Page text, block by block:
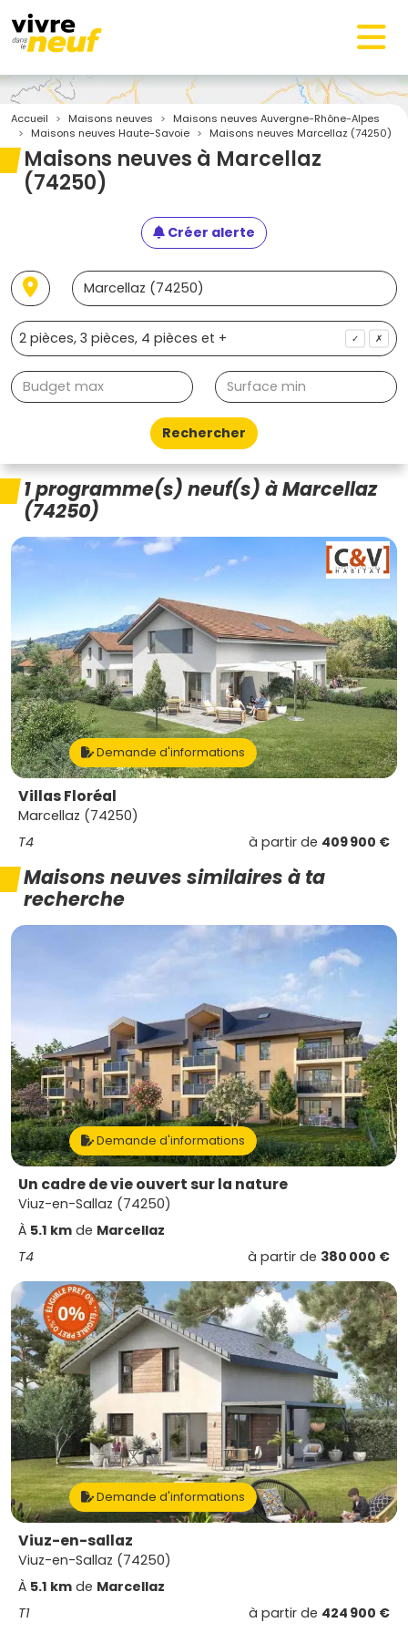
Accueil Maisons neuves
Maisons neuves Auvergne-Rhône-Alpes
Maisons neuves Haute-Savoie
Maisons neuves Marcellaz (74250)
Maisons neuves à Marcellaz
(74250)
Créer alerte
✓ ✗
Rechercher
1 programme(s) neuf(s) à Marcellaz
(74250)
Demande d'informations
Villas Floréal
Marcellaz (74250)
T4
à partir de 409 900 €
Maisons neuves similaires à ta
recherche
Demande d'informations
Un cadre de vie ouvert sur la nature
Viuz-en-Sallaz (74250)
À 5.1 km de Marcellaz
T4
à partir de 380 000 €
Demande d'informations
Viuz-en-sallaz
Viuz-en-Sallaz (74250)
À 5.1 km de Marcellaz
T1
à partir de 424 900 €